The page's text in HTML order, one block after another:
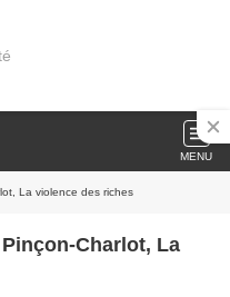
MENU
La violence des riches
Charlot, La